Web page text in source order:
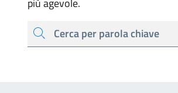
più agevole.
cerca